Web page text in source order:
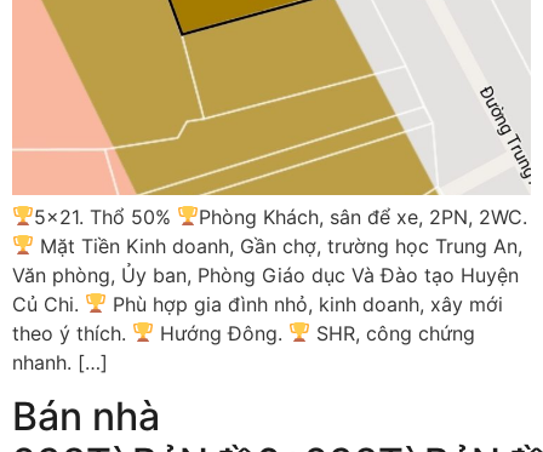
5×21. Thổ 50%
Phòng Khách, sân để xe, 2PN, 2WC.
Mặt Tiền Kinh doanh, Gần chợ, trường học Trung An,
Văn phòng, Ủy ban, Phòng Giáo dục Và Đào tạo Huyện
Củ Chi.
Phù hợp gia đình nhỏ, kinh doanh, xây mới
theo ý thích.
Hướng Đông.
SHR, công chứng
nhanh. […]
Bán nhà